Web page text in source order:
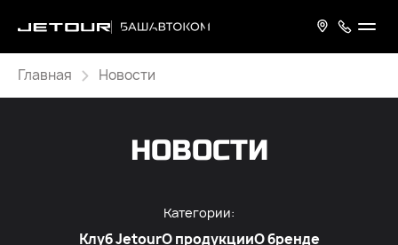
Главная Новости
НОВОСТИ
Категории:
Клуб JetourО продукцииО бренде